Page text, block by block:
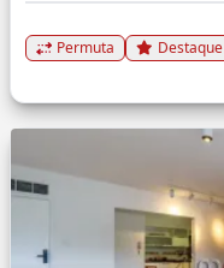
Permuta Destaque